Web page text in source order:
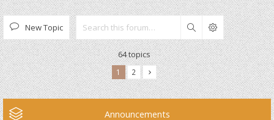
New Topic Search
64 topics
1 2
Announcements